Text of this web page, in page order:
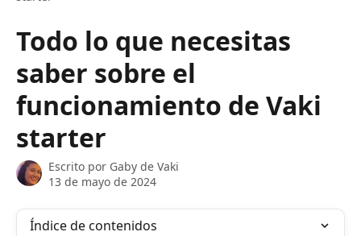
Todo lo que necesitas
saber sobre el
funcionamiento de Vaki
starter
Escrito por Gaby de Vaki
13 de mayo de 2024
Índice de contenidos